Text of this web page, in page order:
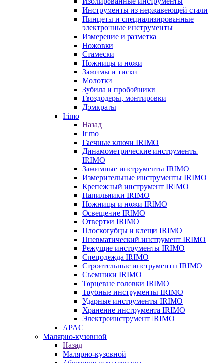
Инструменты из нержавеющей стали
Пинцеты и специализированные
электронные инструменты
Измерение и разметка
Ножовки
Стамески
Ножницы и ножи
Зажимы и тиски
Молотки
Зубила и пробойники
Гвоздодеры, монтировки
Домкраты
Irimo
Назад
Irimo
Гаечные ключи IRIMO
Динамометрические инструменты
IRIMO
Зажимные инструменты IRIMO
Измерительные инструменты IRIMO
Крепежный инструмент IRIMO
Напильники IRIMO
Ножницы и ножи IRIMO
Освещение IRIMO
Отвертки IRIMO
Плоскогубцы и клещи IRIMO
Пневматический инструмент IRIMO
Режущие инструменты IRIMO
Спецодежда IRIMO
Строительные инструменты IRIMO
Съемники IRIMO
Торцевые головки IRIMO
Трубные инструменты IRIMO
Ударные инструменты IRIMO
Хранение инструмента IRIMO
Электроинструмент IRIMO
APAC
Малярно-кузовной
Назад
Малярно-кузовной